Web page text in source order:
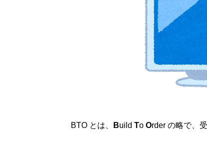
BTO とは、 Build To Order の略で、